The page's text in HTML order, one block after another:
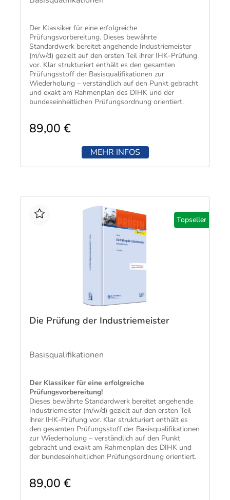
Der Klassiker für eine erfolgreiche
Prüfungsvorbereitung​. Dieses bewährte
Standardwerk bereitet angehende Industriemeister
(m/w/d) gezielt auf den ersten Teil ihrer IHK-Prüfung
vor. Klar strukturiert enthält es den gesamten
Prüfungsstoff der Basisqualifikationen zur
Wiederholung – verständlich auf den Punkt gebracht
und exakt am Rahmenplan des DIHK und der
bundeseinheitlichen Prüfungsordnung orientiert.
89,00 €
MEHR INFOS
Topseller
Die Prüfung der Industriemeister
Basisqualifikationen
Der Klassiker für eine erfolgreiche
Prüfungsvorbereitung​!
Dieses bewährte Standardwerk bereitet angehende
Industriemeister (m/w/d) gezielt auf den ersten Teil
ihrer IHK-Prüfung vor. Klar strukturiert enthält es
den gesamten Prüfungsstoff der Basisqualifikationen
zur Wiederholung – verständlich auf den Punkt
gebracht und exakt am Rahmenplan des DIHK und
der bundeseinheitlichen Prüfungsordnung orientiert.
89,00 €